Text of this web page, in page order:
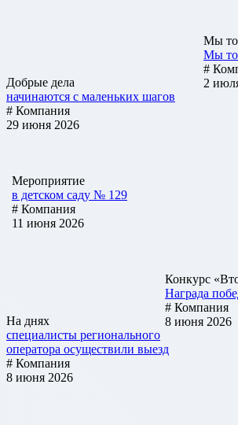
Мы
Мы
#
2
Добрые дела
начинаются с маленьких шагов
# Компания
29 июня 2026
Мероприятие
в детском саду № 129
# Компания
11 июня 2026
Конкурс
Награда
# Компания
8 июня 2026
На днях
специалисты регионального
оператора осуществили выезд
# Компания
8 июня 2026